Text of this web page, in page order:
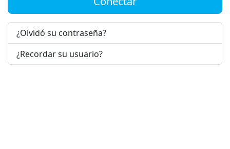
¿Olvidó su contraseña?
¿Recordar su usuario?